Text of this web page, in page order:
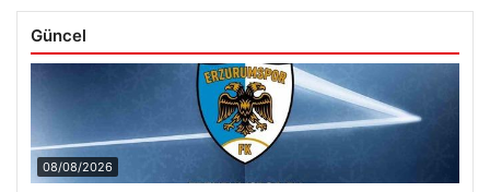
Güncel
08/08/2026